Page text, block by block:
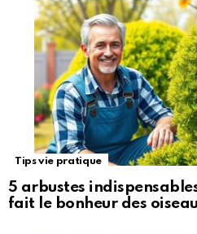
Tips vie pratique
5 arbustes
fait le bonheur des